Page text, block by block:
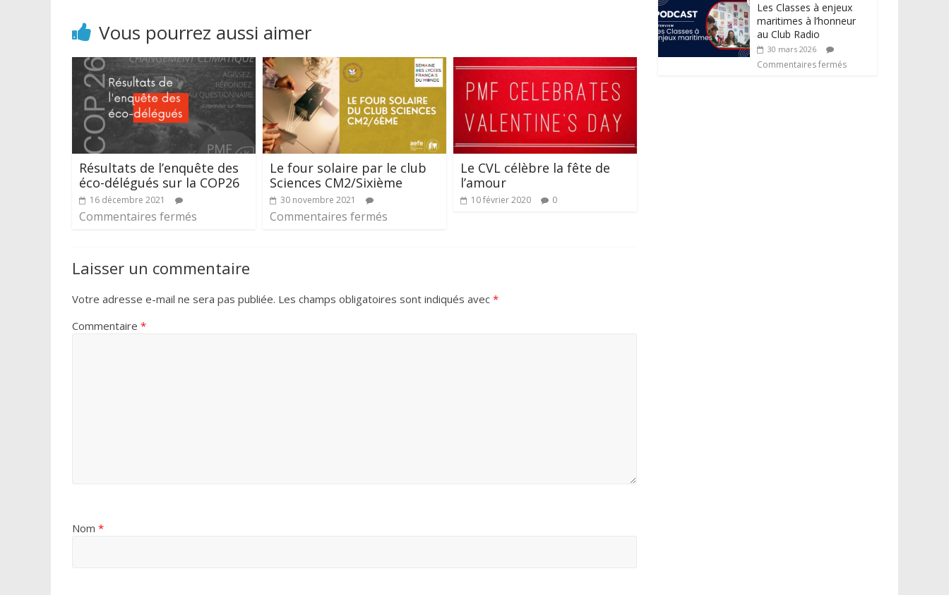
Vous pourrez aussi aimer
Résultats de l’enquête des
éco-délégués sur la COP26
16 décembre 2021
Commentaires fermés
Le four solaire par le club
Sciences CM2/Sixième
30 novembre 2021
Commentaires fermés
Le CVL célèbre la fête de
l’amour
10 février 2020 0
Laisser un commentaire
Votre adresse e-mail ne sera pas publiée. Les champs obligatoires sont indiqués avec *
Commentaire *
Nom *
Les Classes à enjeux
maritimes à l’honneur
au Club Radio
30 mars 2026
Commentaires fermés